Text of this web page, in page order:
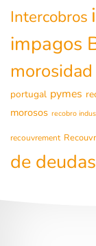
Intercobros
impagos
portugal pymes
morosos recobro
recouvrement
de deudas